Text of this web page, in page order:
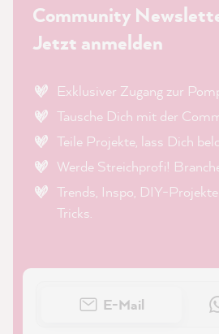
Community
Jetzt anmelden
Exklusiver Zugang zur
Tausche Dich mit der
Teile Projekte, lass Dich
Werde Streichprofi!
Trends, Inspo, DIY-
Tricks.
E-Mail